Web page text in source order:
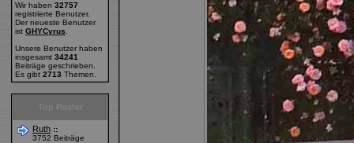
Wir haben 32757
registrierte Benutzer.
Der neueste Benutzer
ist GHYCyrus
Unsere Benutzer haben
insgesamt 34241
Beiträge geschrieben.
Es gibt 2713 Themen.
Ruth ::
3752 Beiträge